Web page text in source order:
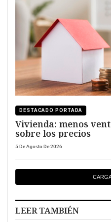
DESTACADO PORTADA
Vivienda: menos
sobre los precios
5 De Agosto De 2026
LEER TAMBIÉN